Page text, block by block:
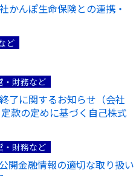
かんぽ生命保険との連携・
ど
・財務など
了に関するお知らせ（会社
款の定めに基づく自己株式
・財務など
開金融情報の適切な取り扱い